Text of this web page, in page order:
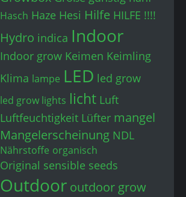
Hasch Haze Hesi Hilfe HILFE !!!!
Hydro indica Indoor
Indoor grow Keimen Keimling
Klima lampe LED led grow
led grow lights licht Luft
Luftfeuchtigkeit Lüfter mangel
Mangelerscheinung NDL
Nährstoffe organisch
Original sensible seeds
Outdoor outdoor grow